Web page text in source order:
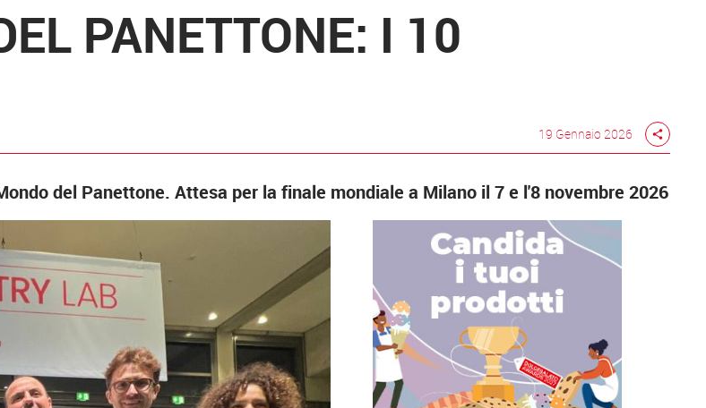
PANETTONE: I 10
19 Gennaio 2026 share
del Panettone. Attesa per la finale mondiale a Milano il 7 e l'8 novembre 2026